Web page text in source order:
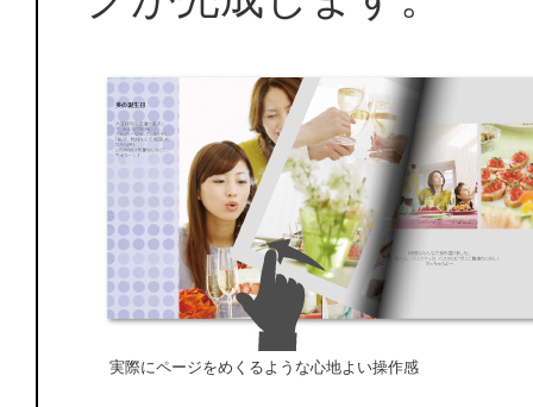
実際にページをめくるような心地よい操作感